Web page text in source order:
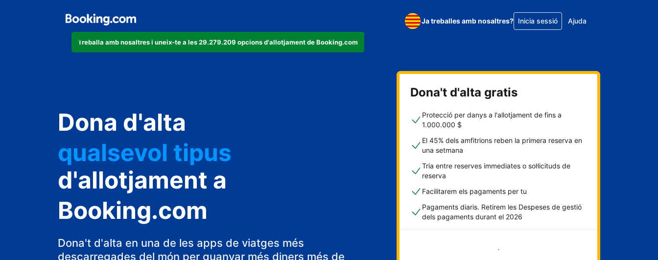
Treballa amb nosaltres i uneix-te a les 29.279.209 opcions d'allotjament de Booking.com
Ja treballes amb nosaltres? Inicia sessió Ajuda
Dona d'alta
qualsevol tipus
d'allotjament a
Booking.com
Dona't d'alta en una de les apps de viatges més
descarregades del món per guanyar més diners més de
Dona't d'alta gratis
Protecció per danys a l'allotjament de fins a
1.000.000 $
El 45% dels amfitrions reben la primera reserva en
una setmana
Tria entre reserves immediates o sol·licituds de
reserva
Facilitarem els pagaments per tu
Pagaments diaris. Retirem les Despeses de gestió
dels pagaments durant el 2026
Comença ara